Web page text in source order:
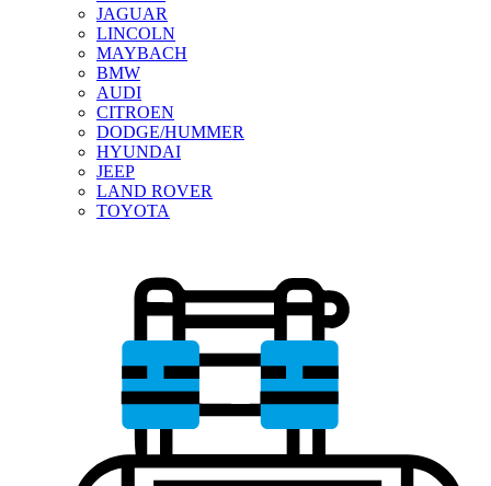
JAGUAR
LINCOLN
MAYBACH
BMW
AUDI
CITROEN
DODGE/HUMMER
HYUNDAI
JEEP
LAND ROVER
TOYOTA